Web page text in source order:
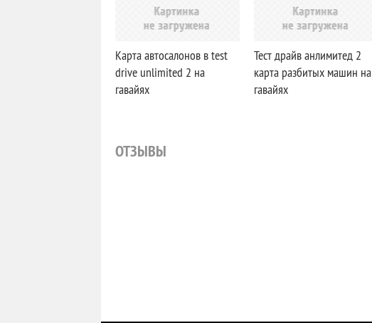
Карта автосалонов в test
drive unlimited 2 на
гавайях
Тест драйв анлимитед 2
карта разбитых машин на
гавайях
ОТЗЫВЫ